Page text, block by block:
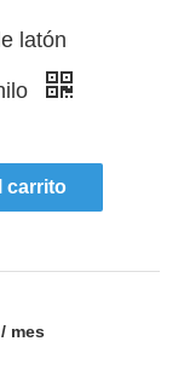
latón
carrito
mes